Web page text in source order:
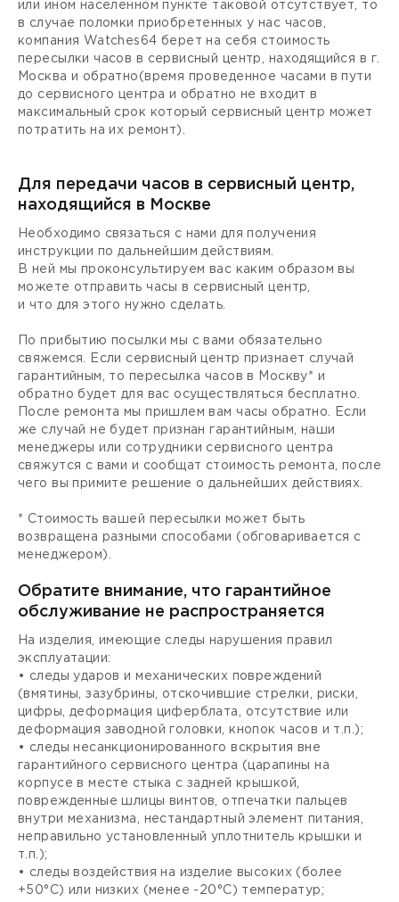
или ином населенном пункте таковой отсутствует, то
в случае поломки приобретенных у нас часов,
компания Watches64 берет на себя стоимость
пересылки часов в сервисный центр, находящийся в г.
Москва и обратно(время проведенное часами в пути
до сервисного центра и обратно не входит в
максимальный срок который сервисный центр может
потратить на их ремонт).
Для передачи часов в сервисный центр,
находящийся в Москве
Необходимо связаться с нами для получения
инструкции по дальнейшим действиям.
В ней мы проконсультируем вас каким образом вы
можете отправить часы в сервисный центр,
и что для этого нужно сделать.
По прибытию посылки мы с вами обязательно
свяжемся. Если сервисный центр признает случай
гарантийным, то пересылка часов в Москву* и
обратно будет для вас осуществляться бесплатно.
После ремонта мы пришлем вам часы обратно. Если
же случай не будет признан гарантийным, наши
менеджеры или сотрудники сервисного центра
свяжутся с вами и сообщат стоимость ремонта, после
чего вы примите решение о дальнейших действиях.
* Стоимость вашей пересылки может быть
возвращена разными способами (обговаривается с
менеджером).
Обратите внимание, что гарантийное
обслуживание не распространяется
На изделия, имеющие следы нарушения правил
эксплуатации:
• следы ударов и механических повреждений
(вмятины, зазубрины, отскочившие стрелки, риски,
цифры, деформация циферблата, отсутствие или
деформация заводной головки, кнопок часов и т.п.);
• следы несанкционированного вскрытия вне
гарантийного сервисного центра (царапины на
корпусе в месте стыка с задней крышкой,
поврежденные шлицы винтов, отпечатки пальцев
внутри механизма, нестандартный элемент питания,
неправильно установленный уплотнитель крышки и
т.п.);
• следы воздействия на изделие высоких (более
+50°С) или низких (менее -20°С) температур;